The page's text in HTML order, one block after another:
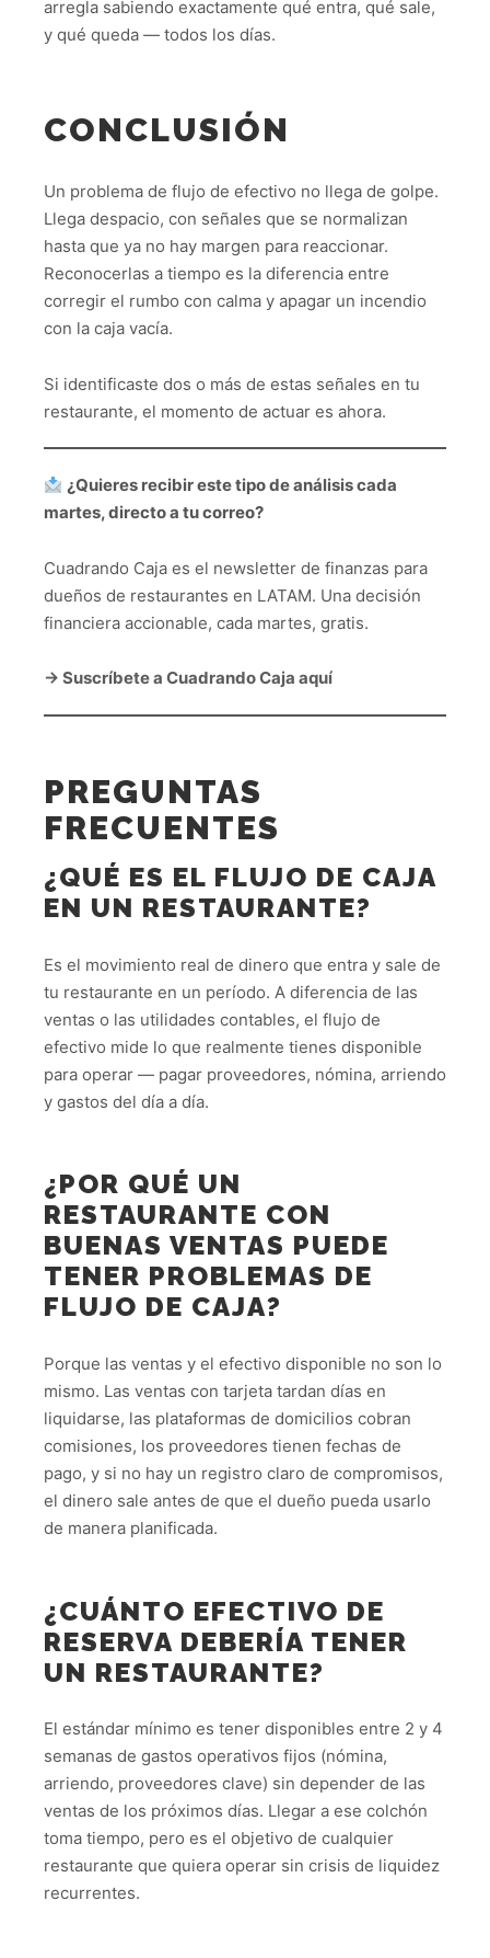
arregla sabiendo exactamente qué entra, qué sale,
y qué queda — todos los días.
CONCLUSIÓN
Un problema de flujo de efectivo no llega de golpe.
Llega despacio, con señales que se normalizan
hasta que ya no hay margen para reaccionar.
Reconocerlas a tiempo es la diferencia entre
corregir el rumbo con calma y apagar un incendio
con la caja vacía.
Si identificaste dos o más de estas señales en tu
restaurante, el momento de actuar es ahora.
¿Quieres recibir este tipo de análisis cada
martes, directo a tu correo?
Cuadrando Caja es el newsletter de finanzas para
dueños de restaurantes en LATAM. Una decisión
financiera accionable, cada martes, gratis.
→ Suscríbete a Cuadrando Caja aquí
PREGUNTAS
FRECUENTES
¿QUÉ ES EL FLUJO DE CAJA
EN UN RESTAURANTE?
Es el movimiento real de dinero que entra y sale de
tu restaurante en un período. A diferencia de las
ventas o las utilidades contables, el flujo de
efectivo mide lo que realmente tienes disponible
para operar — pagar proveedores, nómina, arriendo
y gastos del día a día.
¿POR QUÉ UN
RESTAURANTE CON
BUENAS VENTAS PUEDE
TENER PROBLEMAS DE
FLUJO DE CAJA?
Porque las ventas y el efectivo disponible no son lo
mismo. Las ventas con tarjeta tardan días en
liquidarse, las plataformas de domicilios cobran
comisiones, los proveedores tienen fechas de
pago, y si no hay un registro claro de compromisos,
el dinero sale antes de que el dueño pueda usarlo
de manera planificada.
¿CUÁNTO EFECTIVO DE
RESERVA DEBERÍA TENER
UN RESTAURANTE?
El estándar mínimo es tener disponibles entre 2 y 4
semanas de gastos operativos fijos (nómina,
arriendo, proveedores clave) sin depender de las
ventas de los próximos días. Llegar a ese colchón
toma tiempo, pero es el objetivo de cualquier
restaurante que quiera operar sin crisis de liquidez
recurrentes.